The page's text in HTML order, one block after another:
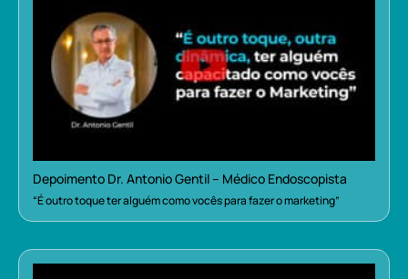
Depoimento Dr. Antonio Gentil – Médico Endoscopista
“É outro toque ter alguém como vocês para fazer o marketing”